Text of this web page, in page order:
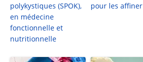
polykystiques (SPOK),
en médecine
fonctionnelle et
nutritionnelle
pour les affiner